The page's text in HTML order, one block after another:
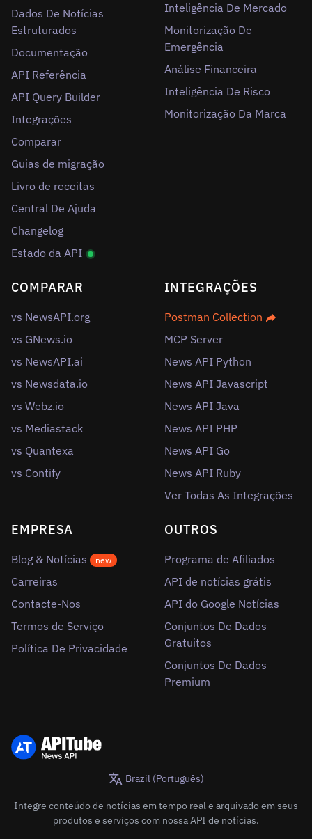
Dados De Notícias
Estruturados
Documentação
API Referência
API Query Builder
Integrações
Comparar
Guias de migração
Livro de receitas
Central De Ajuda
Changelog
Estado da API
Inteligência De Mercado
Monitorização De
Emergência
Análise Financeira
Inteligência De Risco
Monitorização Da Marca
COMPARAR
vs NewsAPI.org
vs GNews.io
vs NewsAPI.ai
vs Newsdata.io
vs Webz.io
vs Mediastack
vs Quantexa
vs Contify
INTEGRAÇÕES
Postman Collection
MCP Server
News API Python
News API Javascript
News API Java
News API PHP
News API Go
News API Ruby
Ver Todas As Integrações
EMPRESA
Blog & Notícias new
Carreiras
Contacte-Nos
Termos de Serviço
Política De Privacidade
OUTROS
Programa de Afiliados
API de notícias grátis
API do Google Notícias
Conjuntos De Dados
Gratuitos
Conjuntos De Dados
Premium
Brazil (Português)
Integre conteúdo de notícias em tempo real e arquivado em seus
produtos e serviços com nossa API de notícias.